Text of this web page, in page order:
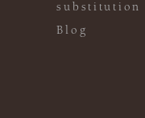
substitution
Blog